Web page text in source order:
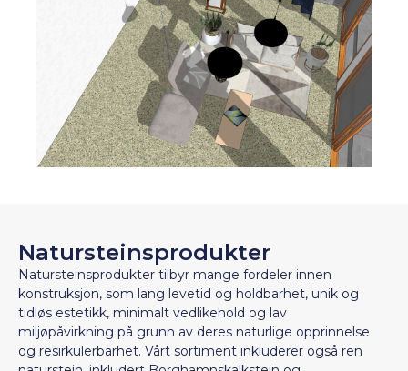
Natursteinsprodukter
Natursteinsprodukter tilbyr mange fordeler innen
konstruksjon, som lang levetid og holdbarhet, unik og
tidløs estetikk, minimalt vedlikehold og lav
miljøpåvirkning på grunn av deres naturlige opprinnelse
og resirkulerbarhet. Vårt sortiment inkluderer også ren
naturstein, inkludert Borghamnskalkstein og